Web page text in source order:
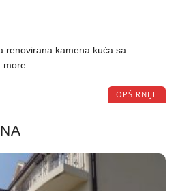
renovirana kamena kuća sa
OPŠIRNIJE